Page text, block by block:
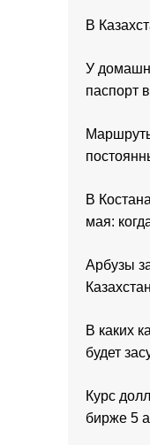
В
У
паспорт
В
мая:
Арбузы
В каких
будет
Курс
бирже 5